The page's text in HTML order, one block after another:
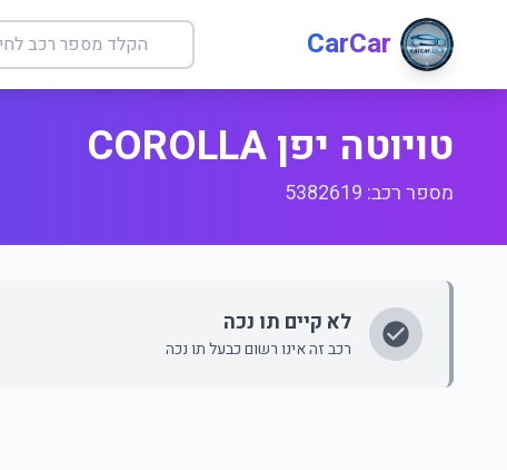
CarCar
טויוטה יפן COROLLA
מספר רכב: 5382619
לא קיים תו נכה
רכב זה אינו רשום כבעל תו נכה